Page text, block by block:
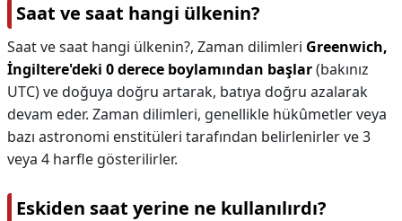
Saat ve saat hangi ülkenin?
Saat ve saat hangi ülkenin?, Zaman dilimleri Greenwich,
İngiltere'deki 0 derece boylamından başlar(bakınız
UTC) ve doğuya doğru artarak, batıya doğru azalarak
devam eder. Zaman dilimleri, genellikle hükûmetler veya
bazı astronomi enstitüleri tarafından belirlenirler ve 3
veya 4 harfle gösterilirler.
Eskiden saat yerine ne kullanılırdı?